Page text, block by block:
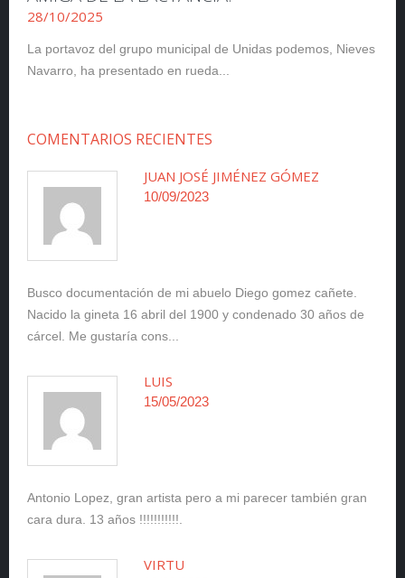
28/10/2025
La portavoz del grupo municipal de Unidas podemos, Nieves
Navarro, ha presentado en rueda...
COMENTARIOS RECIENTES
JUAN JOSÉ JIMÉNEZ GÓMEZ
10/09/2023
Busco documentación de mi abuelo Diego gomez cañete.
Nacido la gineta 16 abril del 1900 y condenado 30 años de
cárcel. Me gustaría cons...
LUIS
15/05/2023
Antonio Lopez, gran artista pero a mi parecer también gran
cara dura. 13 años !!!!!!!!!!!.
VIRTU